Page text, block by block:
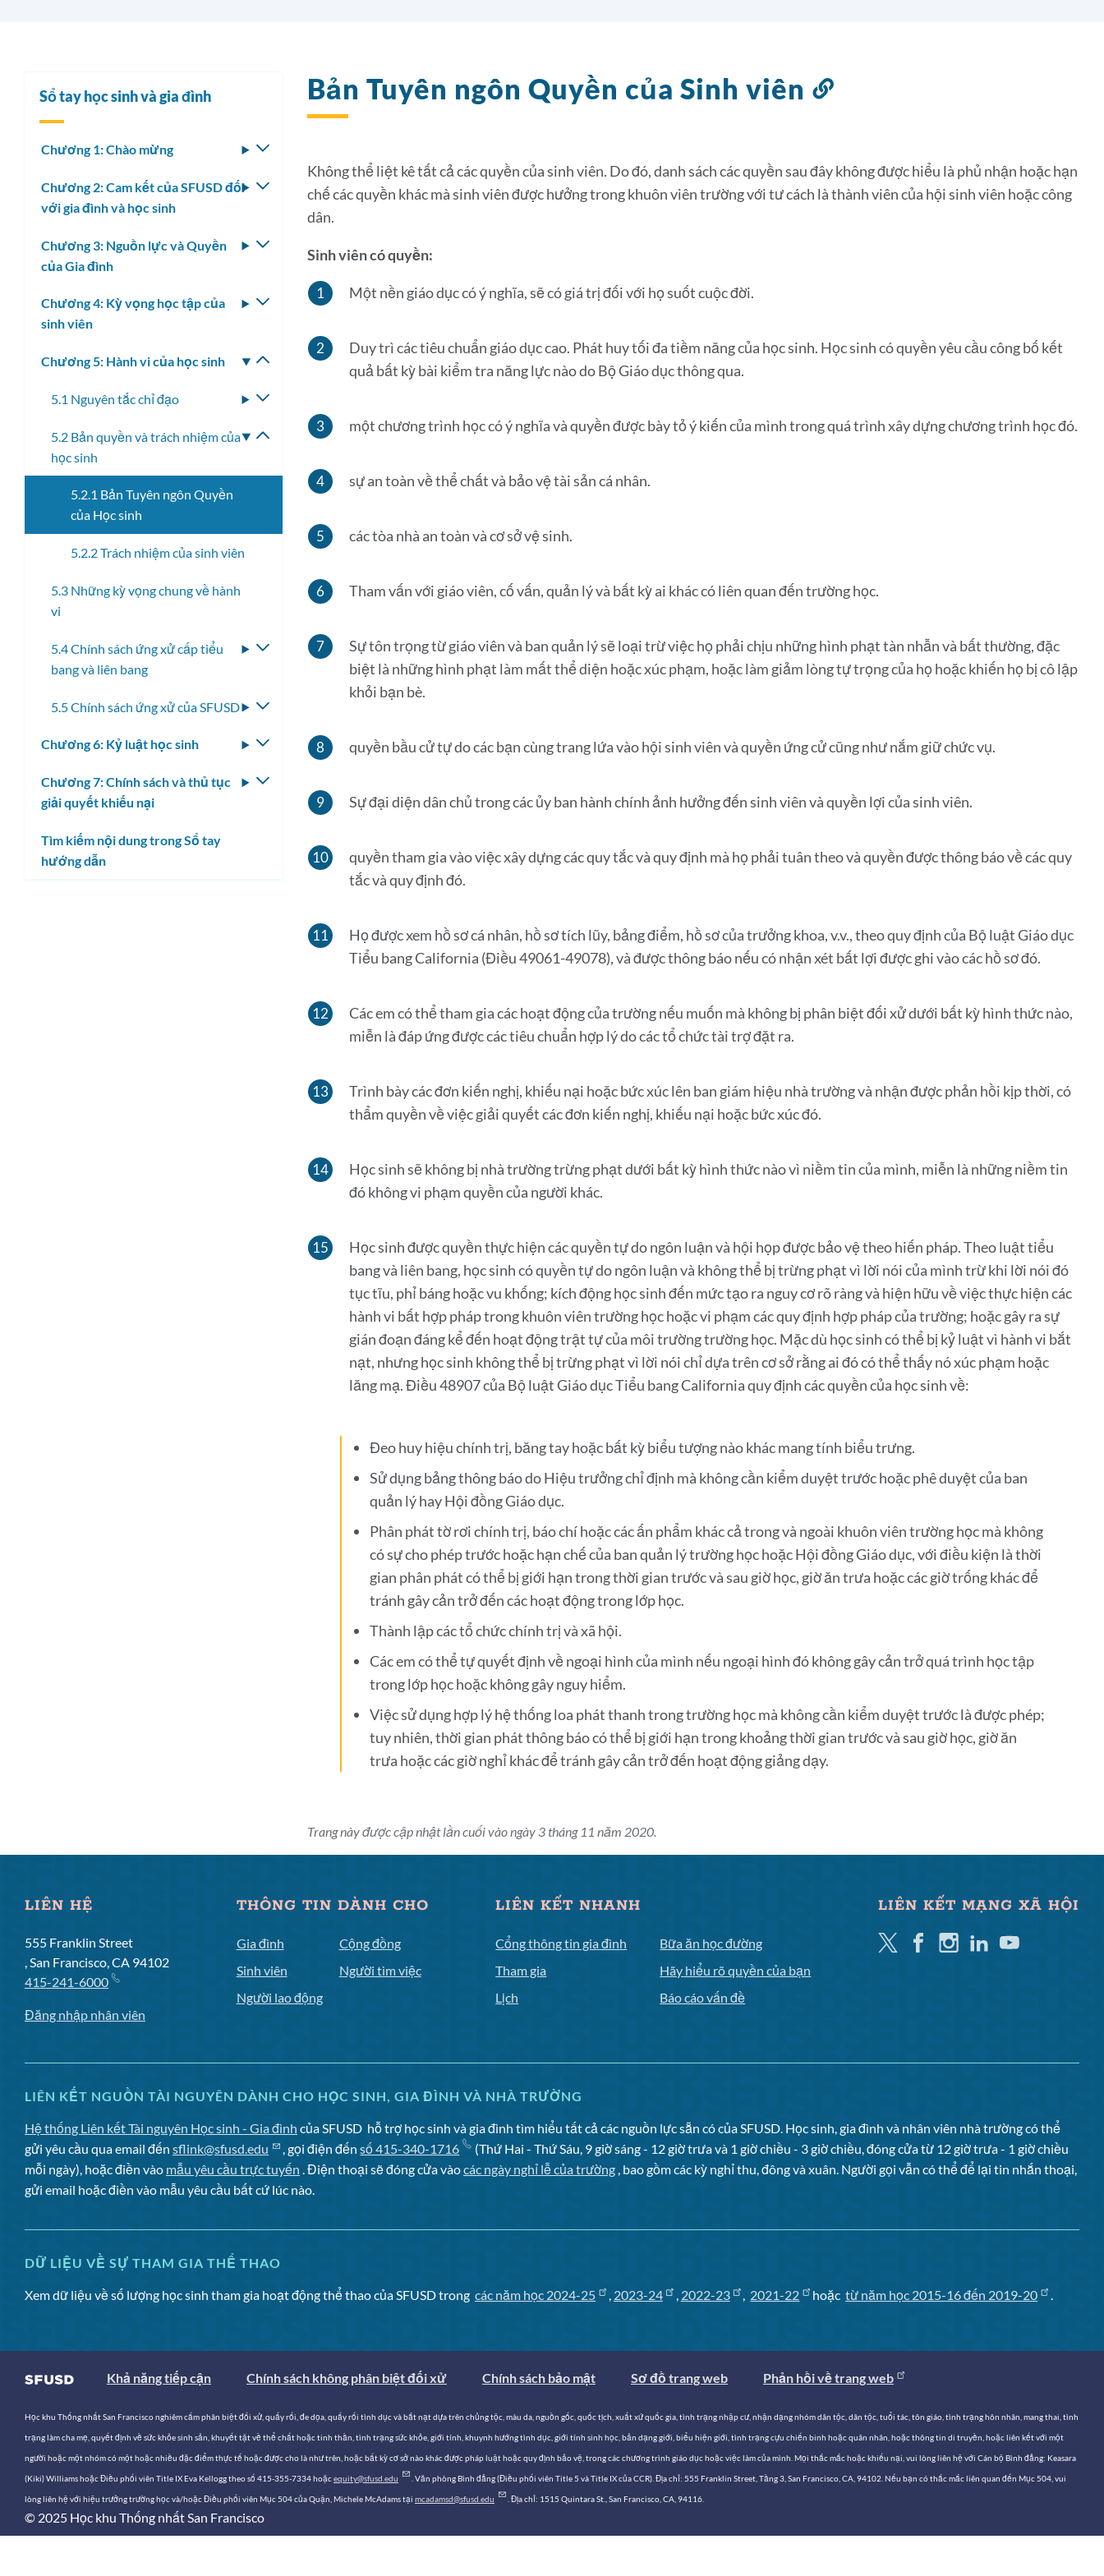
Bản Tuyên ngôn Quyền của Sinh viên
Liên
phần
này
Không thể liệt kê tất cả các quyền của sinh viên. Do đó, danh sách các quyền sau đây không được hiểu là phủ nhận hoặc hạn
chế các quyền khác mà sinh viên được hưởng trong khuôn viên trường với tư cách là thành viên của hội sinh viên hoặc công
dân.
Sinh viên có quyền:
Một nền giáo dục có ý nghĩa, sẽ có giá trị đối với họ suốt cuộc đời.
Duy trì các tiêu chuẩn giáo dục cao. Phát huy tối đa tiềm năng của học sinh. Học sinh có quyền yêu cầu công bố kết
quả bất kỳ bài kiểm tra năng lực nào do Bộ Giáo dục thông qua.
một chương trình học có ý nghĩa và quyền được bày tỏ ý kiến ​​của mình trong quá trình xây dựng chương trình học đó.
sự an toàn về thể chất và bảo vệ tài sản cá nhân.
các tòa nhà an toàn và cơ sở vệ sinh.
Tham vấn với giáo viên, cố vấn, quản lý và bất kỳ ai khác có liên quan đến trường học.
Sự tôn trọng từ giáo viên và ban quản lý sẽ loại trừ việc họ phải chịu những hình phạt tàn nhẫn và bất thường, đặc
biệt là những hình phạt làm mất thể diện hoặc xúc phạm, hoặc làm giảm lòng tự trọng của họ hoặc khiến họ bị cô lập
khỏi bạn bè.
quyền bầu cử tự do các bạn cùng trang lứa vào hội sinh viên và quyền ứng cử cũng như nắm giữ chức vụ.
Sự đại diện dân chủ trong các ủy ban hành chính ảnh hưởng đến sinh viên và quyền lợi của sinh viên.
quyền tham gia vào việc xây dựng các quy tắc và quy định mà họ phải tuân theo và quyền được thông báo về các quy
tắc và quy định đó.
Họ được xem hồ sơ cá nhân, hồ sơ tích lũy, bảng điểm, hồ sơ của trưởng khoa, v.v., theo quy định của Bộ luật Giáo dục
Tiểu bang California (Điều 49061-49078), và được thông báo nếu có nhận xét bất lợi được ghi vào các hồ sơ đó.
Các em có thể tham gia các hoạt động của trường nếu muốn mà không bị phân biệt đối xử dưới bất kỳ hình thức nào,
miễn là đáp ứng được các tiêu chuẩn hợp lý do các tổ chức tài trợ đặt ra.
Trình bày các đơn kiến ​​nghị, khiếu nại hoặc bức xúc lên ban giám hiệu nhà trường và nhận được phản hồi kịp thời, có
thẩm quyền về việc giải quyết các đơn kiến ​​nghị, khiếu nại hoặc bức xúc đó.
Học sinh sẽ không bị nhà trường trừng phạt dưới bất kỳ hình thức nào vì niềm tin của mình, miễn là những niềm tin
đó không vi phạm quyền của người khác.
Học sinh được quyền thực hiện các quyền tự do ngôn luận và hội họp được bảo vệ theo hiến pháp. Theo luật tiểu
bang và liên bang, học sinh có quyền tự do ngôn luận và không thể bị trừng phạt vì lời nói của mình trừ khi lời nói đó
tục tĩu, phỉ báng hoặc vu khống; kích động học sinh đến mức tạo ra nguy cơ rõ ràng và hiện hữu về việc thực hiện các
hành vi bất hợp pháp trong khuôn viên trường học hoặc vi phạm các quy định hợp pháp của trường; hoặc gây ra sự
gián đoạn đáng kể đến hoạt động trật tự của môi trường trường học. Mặc dù học sinh có thể bị kỷ luật vì hành vi bắt
nạt, nhưng học sinh không thể bị trừng phạt vì lời nói chỉ dựa trên cơ sở rằng ai đó có thể thấy nó xúc phạm hoặc
lăng mạ. Điều 48907 của Bộ luật Giáo dục Tiểu bang California quy định các quyền của học sinh về:
Đeo huy hiệu chính trị, băng tay hoặc bất kỳ biểu tượng nào khác mang tính biểu trưng.
Sử dụng bảng thông báo do Hiệu trưởng chỉ định mà không cần kiểm duyệt trước hoặc phê duyệt của ban
quản lý hay Hội đồng Giáo dục.
Phân phát tờ rơi chính trị, báo chí hoặc các ấn phẩm khác cả trong và ngoài khuôn viên trường học mà không
có sự cho phép trước hoặc hạn chế của ban quản lý trường học hoặc Hội đồng Giáo dục, với điều kiện là thời
gian phân phát có thể bị giới hạn trong thời gian trước và sau giờ học, giờ ăn trưa hoặc các giờ trống khác để
tránh gây cản trở đến các hoạt động trong lớp học.
Thành lập các tổ chức chính trị và xã hội.
Các em có thể tự quyết định về ngoại hình của mình nếu ngoại hình đó không gây cản trở quá trình học tập
trong lớp học hoặc không gây nguy hiểm.
Việc sử dụng hợp lý hệ thống loa phát thanh trong trường học mà không cần kiểm duyệt trước là được phép;
tuy nhiên, thời gian phát thông báo có thể bị giới hạn trong khoảng thời gian trước và sau giờ học, giờ ăn
trưa hoặc các giờ nghỉ khác để tránh gây cản trở đến hoạt động giảng dạy.
Trang này được cập nhật lần cuối vào ngày 3 tháng 11 năm 2020.
Sổ tay học sinh và gia đình
Chương 1: Chào mừng
Bật/tắt
Chương 2: Cam kết của SFUSD đối
với gia đình và học sinh
Bật/tắt
Chương 3: Nguồn lực và Quyền
của Gia đình
Bật/tắt
Chương 4: Kỳ vọng học tập của
sinh viên
Bật/tắt
Chương 5: Hành vi của học sinh
Bật/tắt
5.1 Nguyên tắc chỉ đạo
Bật/tắt
con
5.2 Bản quyền và trách nhiệm của
học sinh
Bật/tắt
con
5.2.1 Bản Tuyên ngôn Quyền
của Học sinh
5.2.2 Trách nhiệm của sinh viên
5.3 Những kỳ vọng chung về hành
vi
5.4 Chính sách ứng xử cấp tiểu
bang và liên bang
Bật/tắt
5.5 Chính sách ứng xử của SFUSD
Bật/tắt
Chương 6: Kỷ luật học sinh
Bật/tắt
Chương 7: Chính sách và thủ tục
giải quyết khiếu nại
Bật/tắt
Tìm kiếm nội dung trong Sổ tay
hướng dẫn
LIÊN HỆ
555 Franklin Street
, San Francisco, CA 94102
415-241-6000
Đăng nhập nhân viên
THÔNG TIN DÀNH CHO
Gia đình
Sinh viên
Người lao động
Cộng đồng
Người tìm việc
LIÊN KẾT NHANH
Cổng thông tin gia đình
Tham gia
Lịch
Bữa ăn học đường
Hãy hiểu rõ quyền của bạn
Báo cáo vấn đề
LIÊN KẾT MẠNG XÃ HỘI
TwitterFacebookInstagramLinkedinYouTube
LIÊN KẾT NGUỒN TÀI NGUYÊN DÀNH CHO HỌC SINH, GIA ĐÌNH VÀ NHÀ TRƯỜNG
Hệ thống Liên kết Tài nguyên Học sinh - Gia đình của SFUSD hỗ trợ học sinh và gia đình tìm hiểu tất cả các nguồn lực sẵn có của SFUSD. Học sinh, gia đình và nhân viên nhà trường có thể
gửi yêu cầu qua email đến sflink@sfusd.edu , gọi điện đếnsố 415-340-1716
(Thứ Hai - Thứ Sáu, 9 giờ sáng - 12 giờ trưa và 1 giờ chiều - 3 giờ chiều, đóng cửa từ 12 giờ trưa - 1 giờ chiều
mỗi ngày), hoặc điền vào mẫu yêu cầu trực tuyến . Điện thoại sẽ đóng cửa vàocác ngày nghỉ lễ của trường , bao gồm các kỳ nghỉ thu, đông và xuân. Người gọi vẫn có thể để lại tin nhắn thoại,
gửi email hoặc điền vào mẫu yêu cầu bất cứ lúc nào.
DỮ LIỆU VỀ SỰ THAM GIA THỂ THAO
Xem dữ liệu về số lượng học sinh tham gia hoạt động thể thao của SFUSD trong các năm học 2024-25 , 2023-24 , 2022-23 , 2021-22 hoặctừ năm học 2015-16 đến 2019-20 .
Khả năng tiếp cận Chính sách không phân biệt đối xử Chính sách bảo mật Sơ đồ trang web Phản hồi về trang web
Học khu Thống nhất San Francisco nghiêm cấm phân biệt đối xử, quấy rối, đe dọa, quấy rối tình dục và bắt nạt dựa trên chủng tộc, màu da, nguồn gốc, quốc tịch, xuất xứ quốc gia, tình trạng nhập cư, nhận dạng nhóm dân tộc, dân tộc, tuổi tác, tôn giáo, tình trạng hôn nhân, mang thai, tình
trạng làm cha mẹ, quyết định về sức khỏe sinh sản, khuyết tật về thể chất hoặc tinh thần, tình trạng sức khỏe, giới tính, khuynh hướng tình dục, giới tính sinh học, bản dạng giới, biểu hiện giới, tình trạng cựu chiến binh hoặc quân nhân, hoặc thông tin di truyền, hoặc liên kết với một
người hoặc một nhóm có một hoặc nhiều đặc điểm thực tế hoặc được cho là như trên, hoặc bất kỳ cơ sở nào khác được pháp luật hoặc quy định bảo vệ, trong các chương trình giáo dục hoặc việc làm của mình. Mọi thắc mắc hoặc khiếu nại, vui lòng liên hệ với Cán bộ Bình đẳng: Keasara
(Kiki) Williams hoặc Điều phối viên Title IX Eva Kellogg theo số 415-355-7334 hoặcequity@sfusd.edu . Văn phòng Bình đẳng (Điều phối viên Title 5 và Title IX của CCR). Địa chỉ: 555 Franklin Street, Tầng 3, San Francisco, CA, 94102. Nếu bạn có thắc mắc liên quan đến Mục 504, vui
lòng liên hệ với hiệu trưởng trường học và/hoặc Điều phối viên Mục 504 của Quận, Michele McAdams tại mcadamsd@sfusd.edu . Địa chỉ: 1515 Quintara St., San Francisco, CA, 94116.
© 2025 Học khu Thống nhất San Francisco